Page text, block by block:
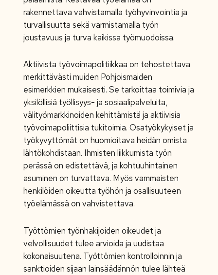
rakennettava vahvistamalla työhyvinvointia ja
turvallisuutta sekä varmistamalla työn
joustavuus ja turva kaikissa työmuodoissa.
Aktiivista työvoimapolitiikkaa on tehostettava
merkittävästi muiden Pohjoismaiden
esimerkkien mukaisesti. Se tarkoittaa toimivia ja
yksilöllisiä työllisyys- ja sosiaalipalveluita,
välityömarkkinoiden kehittämistä ja aktiivisia
työvoimapoliittisia tukitoimia. Osatyökykyiset ja
työkyvyttömät on huomioitava heidän omista
lähtökohdistaan. Ihmisten liikkumista työn
perässä on edistettävä, ja kohtuuhintainen
asuminen on turvattava. Myös vammaisten
henkilöiden oikeutta työhön ja osallisuuteen
työelämässä on vahvistettava.
Työttömien työnhakijoiden oikeudet ja
velvollisuudet tulee arvioida ja uudistaa
kokonaisuutena. Työttömien kontrolloinnin ja
sanktioiden sijaan lainsäädännön tulee lähteä